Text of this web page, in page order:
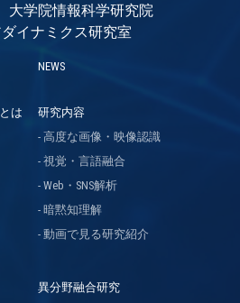
学院情報科学研究院
ダイナミクス研究室
NEWS
は
研究内容
高度な画像・映像認識
視覚・言語融合
Web・SNS解析
暗黙知理解
動画で見る研究紹介
異分野融合研究